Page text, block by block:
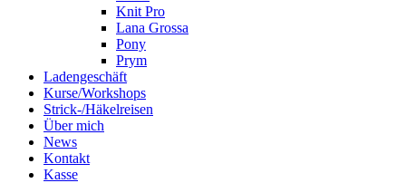
Knit Pro
Lana Grossa
Pony
Prym
Ladengeschäft
Kurse/Workshops
Strick-/Häkelreisen
Über mich
News
Kontakt
Kasse